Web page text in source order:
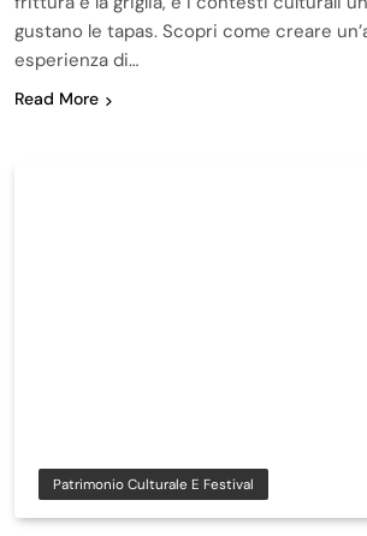
gustano le tapas. Scopri come creare
esperienza di…
Read More
Patrimonio Culturale E Festival